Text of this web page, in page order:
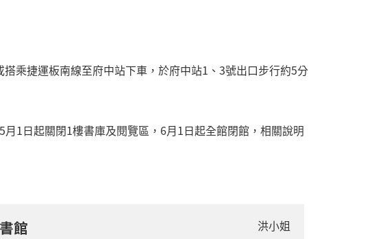
乘捷運板南線至府中站下車，於府中站1、3號出口步行約5分
1日起關閉1樓書庫及閱覽區，6月1日起全館閉館，相關說明
館 洪小姐